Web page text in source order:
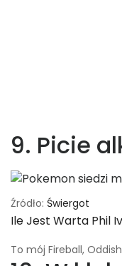
9. Picie
Źródło: Świergot
Ile Jest Warta Phil
To mój Fireball,